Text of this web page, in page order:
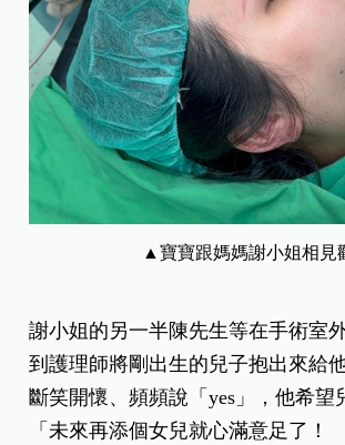
▲寶寶跟媽媽謝小姐相見
謝小姐的另一半陳先生等在手術室
到護理師將剛出生的兒子抱出來給
斷笑開懷、頻頻說「yes」，他希望
「未來再添個女兒就心滿意足了！